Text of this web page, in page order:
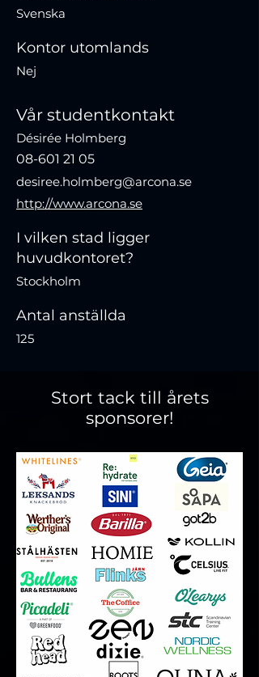
Svenska
Kontor utomlands
Nej
Vår studentkontakt
Désirée Holmberg
08-601 21 05
desiree.holmberg@arcona.se
http://www.arcona.se
I vilken stad ligger
huvudkontoret?
Stockholm
Antal anställda
125
Stort tack till årets
sponsorer!